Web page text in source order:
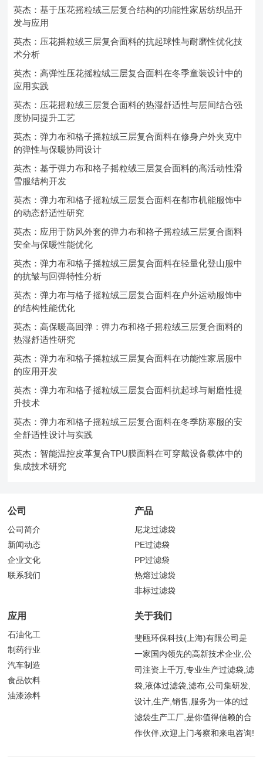
英杰：基于压花摇粒绒三层复合结构的功能性家居纺织品开
发与应用
英杰：压花摇粒绒三层复合面料的抗起球性与耐磨性优化技
术分析
英杰：高弹性压花摇粒绒三层复合面料在冬季童装设计中的
应用实践
英杰：压花摇粒绒三层复合面料的热湿舒适性与层间结合强
度协同提升工艺
英杰：弹力布和格子摇粒绒三层复合面料在修身户外夹克中
的弹性与保暖协同设计
英杰：基于弹力布和格子摇粒绒三层复合面料的高活动性滑
雪服结构开发
英杰：弹力布和格子摇粒绒三层复合面料在都市机能服饰中
的动态舒适性研究
英杰：应用于防风外套的弹力布和格子摇粒绒三层复合面料
安全与保暖性能优化
英杰：弹力布和格子摇粒绒三层复合面料在轻量化登山服中
的抗皱与回弹特性分析
英杰：弹力布与格子摇粒绒三层复合面料在户外运动服饰中
的结构性能优化
英杰：高保暖高回弹：弹力布和格子摇粒绒三层复合面料的
热湿舒适性研究
英杰：弹力布和格子摇粒绒三层复合面料在功能性家居服中
的应用开发
英杰：弹力布和格子摇粒绒三层复合面料抗起球与耐磨性提
升技术
英杰：弹力布和格子摇粒绒三层复合面料在冬季防寒服的安
全舒适性设计与实践
英杰：智能温控皮革复合TPU膜面料在可穿戴设备载体中的
集成技术研究
公司
公司简介
新闻动态
企业文化
联系我们
产品
尼龙过滤袋
PE过滤袋
PP过滤袋
热熔过滤袋
非标过滤袋
应用
石油化工
制药行业
汽车制造
食品饮料
油漆涂料
关于我们
斐瓯环保科技(上海)有限公司是
一家国内领先的高新技术企业,公
司注资上千万,专业生产过滤袋,滤
袋,液体过滤袋,滤布,公司集研发,
设计,生产,销售,服务为一体的过
滤袋生产工厂,是你值得信赖的合
作伙伴,欢迎上门考察和来电咨询!